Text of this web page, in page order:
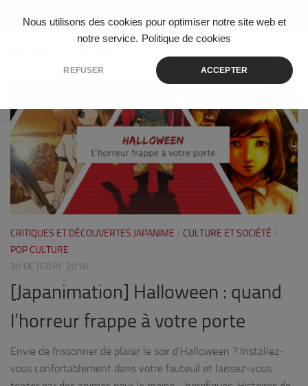
Nous utilisons des cookies pour optimiser notre site web et
notre service. Politique de cookies
REFUSER ACCEPTER
Skip to content
CRITIQUES ET DÉCOUVERTES JAPANIME / CULTURE ET SOCIÉTÉ /
POP CULTURE
30 OCTOBRE 2018
[Japanimation] Halloween : quand
l’horreur frappe à votre porte
Envie de frissonner de plaisir le soir d’Halloween ? Installez-
vous confortablement dans votre fauteuil et laissez-vous